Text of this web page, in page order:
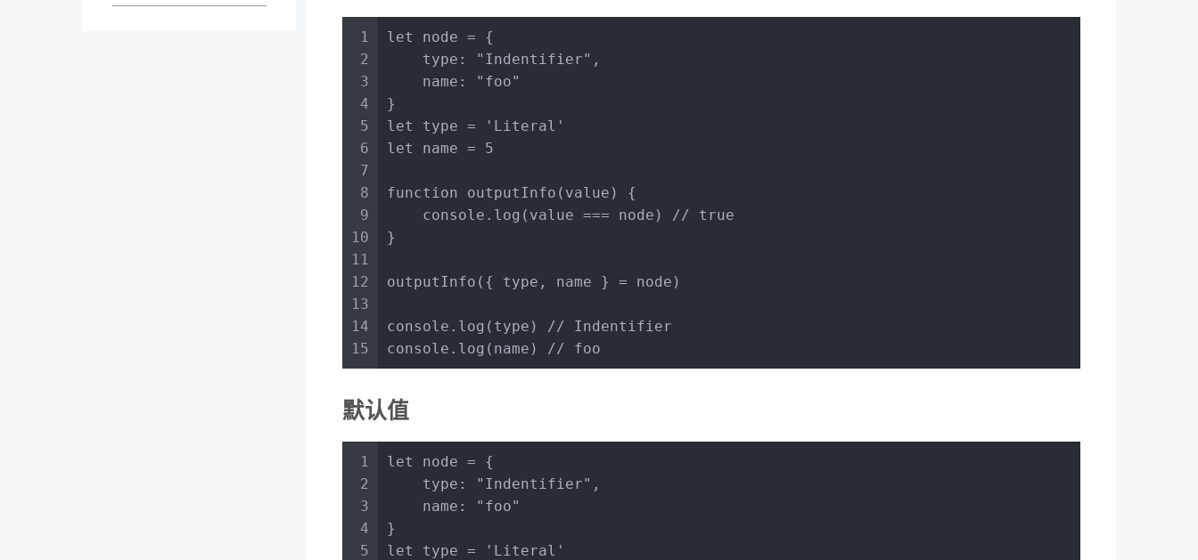
1
2
3
4
5
6
7
8
9
10
11
12
13
14
15
let
node = {
type : "Indentifier" ,
name :
"foo"
}
let
type =
'Literal'
let
name = 5
function outputInfo ( value ) {
console . log (value === node) // true
}
outputInfo ({ type, name } = node)
console . log (type) // Indentifier
console . log (name) // foo
默认值
1
2
3
4
5
let
node = {
type : "Indentifier" ,
name :
"foo"
}
let
type =
'Literal'